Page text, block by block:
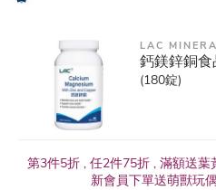
LAC
鈣鎂鋅銅食
(180錠)
第3件5折 , 任2件75折 , 滿額送
新會員下單送萌獸玩